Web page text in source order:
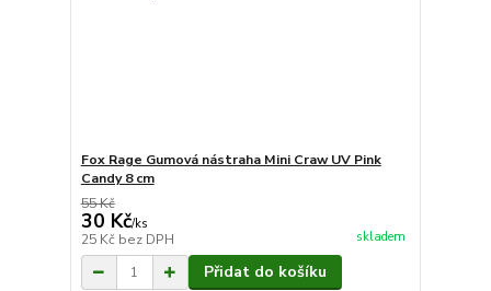
Fox Rage Gumová nástraha Mini Craw UV Pink
Candy 8 cm
55 Kč
30 Kč/ks
25 Kč bez DPH skladem
Přidat do košíku